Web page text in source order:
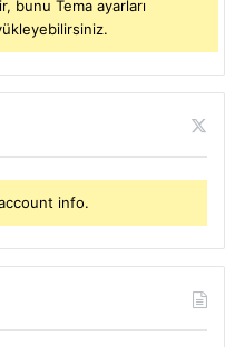
bunu Tema ayarları
info.